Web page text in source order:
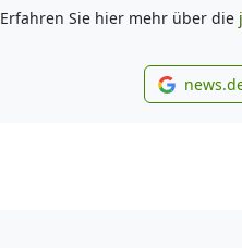
Erfahren Sie hier mehr über die